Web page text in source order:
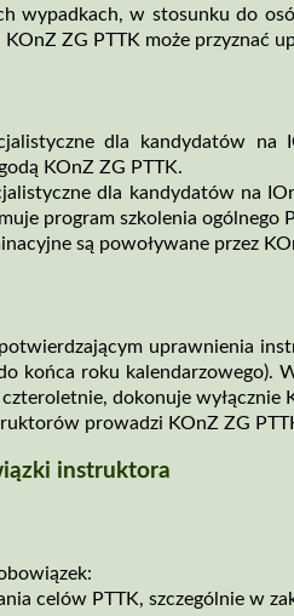
wypadkach, w stosunku do
KOnZ ZG PTTK może przyznać
dla kandydatów
KOnZ ZG PTTK.
dla kandydatów na
program szkolenia ogólnego
są powoływane przez
uprawnienia
końca roku kalendarzowego).
dokonuje wyłącznie
prowadzi KOnZ ZG
instruktora
celów PTTK, szczególnie w